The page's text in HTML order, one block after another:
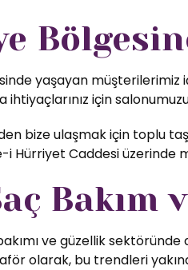
yaşayan müşterilerimiz
için
bize ulaşmak için toplu
i Hürriyet Caddesi üzerinde
ve güzellik
olarak, bu trendleri